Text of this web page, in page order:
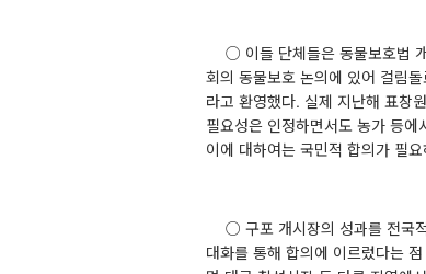
○ 이들 단체들은 동물보호법
회의 동물보호 논의에 있어 걸림
라고 환영했다. 실제 지난해 표창
필요성은 인정하면서도 농가 등
이에 대하여는 국민적 합의가 필
○ 구포 개시장의 성과를 전국
대화를 통해 합의에 이르렀다는 점